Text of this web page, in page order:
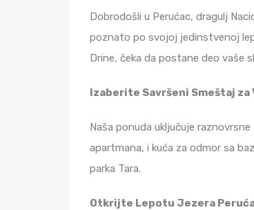
Dobrodošli u Perućac, dragulj
poznato po svojoj jedinstvenoj
Drine, čeka da postane deo vaše
Izaberite Savršeni Smeštaj za
Naša ponuda uključuje
apartmana, i kuća za odmor sa
parka Tara.
Otkrijte Lepotu Jezera